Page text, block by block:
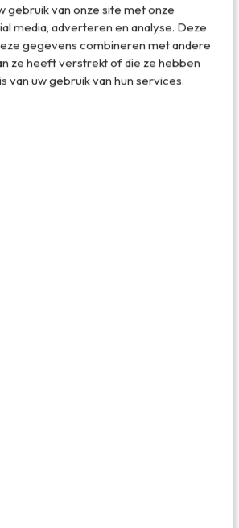
gebruik van onze site met onze
media, adverteren en analyse. Deze
gegevens combineren met andere
ze heeft verstrekt of die ze hebben
van uw gebruik van hun services.